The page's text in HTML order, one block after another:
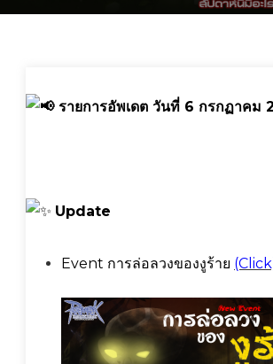
รายการอัพเดต วันที่ 6 กรกฏาคม
Update
Event การล่อลวงของงูร้าย